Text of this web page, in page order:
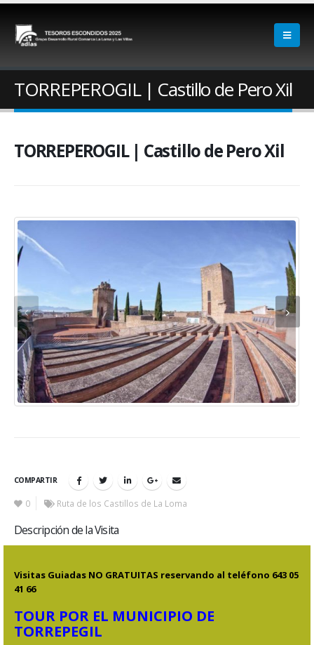
TORREPEROGIL | Castillo de Pero Xil
TORREPEROGIL | Castillo de Pero Xil
COMPARTIR
0 Ruta de los Castillos de La Loma
Descripción de la Visita
Visitas Guiadas NO GRATUITAS reservando al teléfono 643 05
41 66
TOUR POR EL MUNICIPIO DE
TORREPEGIL